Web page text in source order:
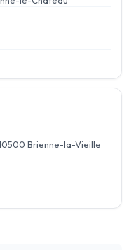
Brienne-la-Vieille